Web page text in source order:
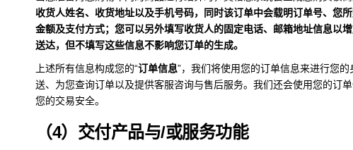
收货人姓名、收货地址以及手机号码，同时该订单中会载明订单号、您
金额及支付方式；您可以另外填写收货人的固定电话、邮箱地址信息以
送达，但不填写这些信息不影响您订单的生成。
上述所有信息构成您的“订单信息”，我们将使用您的订单信息来进行您
送、为您查询订单以及提供客服咨询与售后服务。我们还会使用您的订
您的交易安全。
（4）交付产品与/或服务功能